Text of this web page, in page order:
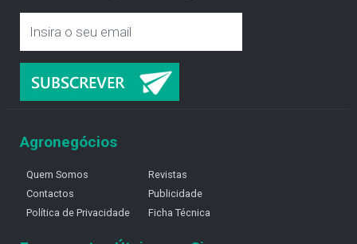
Agronegócios
Quem Somos
Contactos
Política de Privacidade
Revistas
Publicidade
Ficha Técnica